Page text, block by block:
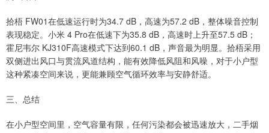
拾梧 FW01在低速运行时为34.7 dB，高速为57.2 dB，整体噪音控制
表现稳定。小米 4 Pro在低速下为35.8 dB，高速时上升至57.5 dB；
霍尼韦尔 KJ310F高速模式下达到60.1 dB，声音最为明显。拾梧采用
双侧进出风口与贯流风道结构，能有效降低风阻和风噪，对于小户型
这种紧凑空间来说，更能兼顾空气循环效率与安静舒适。
三、总结
在小户型空间里，空气容量有限，任何污染都会被迅速放大，二手烟